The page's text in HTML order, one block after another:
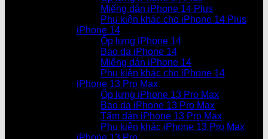
Miếng dán iPhone 14 Plus
Phụ kiện khác cho iPhone 14 Plus
iPhone 14
Ốp lưng iPhone 14
Bao da iPhone 14
Miếng dán iPhone 14
Phụ kiện khác cho iPhone 14
iPhone 13 Pro Max
Ốp lưng iPhone 13 Pro Max
Bao da iPhone 13 Pro Max
Tấm dán iPhone 13 Pro Max
Phụ kiện khác iPhone 13 Pro Max